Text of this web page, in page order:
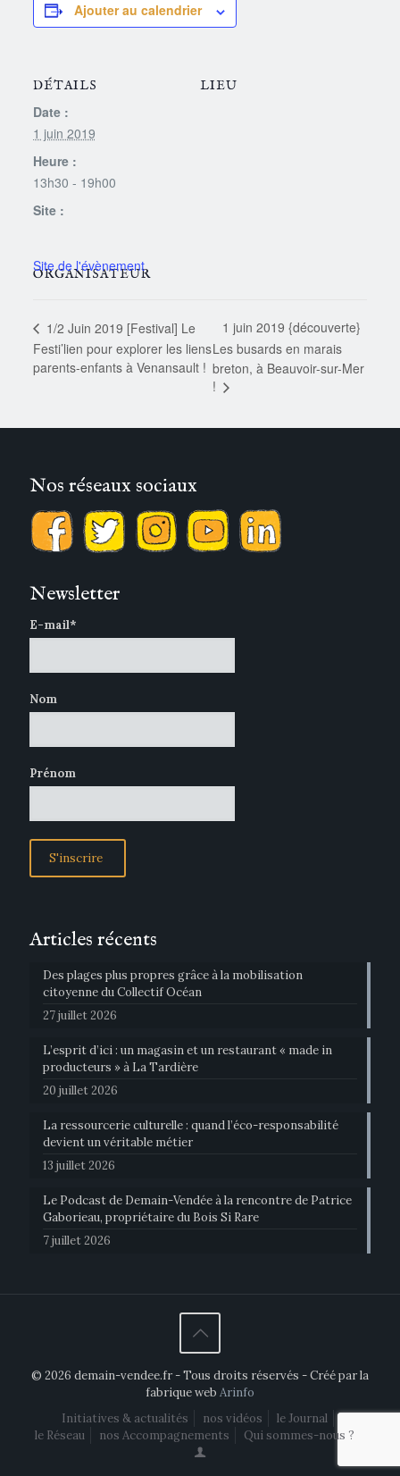
Ajouter au calendrier
DÉTAILS
Date :
1 juin 2019
Heure :
13h30 - 19h00
Site :
ORGANISATEUR
LIEU
1/2 Juin 2019 [Festival] Le
Festi’lien pour explorer les liens
parents-enfants à Venansault !
1 juin 2019 {découverte}
Les busards en marais
breton, à Beauvoir-sur-Mer
!
Nos réseaux sociaux
Newsletter
E-mail*
Nom
Prénom
Articles récents
Des plages plus propres grâce à la mobilisation
citoyenne du Collectif Océan
27 juillet 2026
L’esprit d’ici : un magasin et un restaurant « made in
producteurs » à La Tardière
20 juillet 2026
La ressourcerie culturelle : quand l’éco-responsabilité
devient un véritable métier
13 juillet 2026
Le Podcast de Demain-Vendée à la rencontre de Patrice
Gaborieau, propriétaire du Bois Si Rare
7 juillet 2026
© 2026 demain-vendee.fr - Tous droits réservés - Créé par la
fabrique web Arinfo
Initiatives & actualités
nos vidéos
le Journal
le Réseau
nos Accompagnements Qui sommes-nous ?